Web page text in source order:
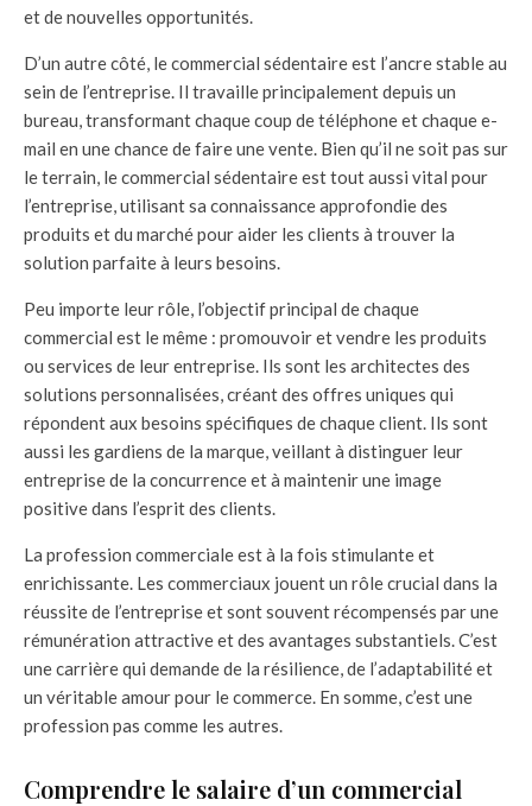
et de nouvelles opportunités.
D’un autre côté, le commercial sédentaire est l’ancre stable au
sein de l’entreprise. Il travaille principalement depuis un
bureau, transformant chaque coup de téléphone et chaque e-
mail en une chance de faire une vente. Bien qu’il ne soit pas sur
le terrain, le commercial sédentaire est tout aussi vital pour
l’entreprise, utilisant sa connaissance approfondie des
produits et du marché pour aider les clients à trouver la
solution parfaite à leurs besoins.
Peu importe leur rôle, l’objectif principal de chaque
commercial est le même : promouvoir et vendre les produits
ou services de leur entreprise. Ils sont les architectes des
solutions personnalisées, créant des offres uniques qui
répondent aux besoins spécifiques de chaque client. Ils sont
aussi les gardiens de la marque, veillant à distinguer leur
entreprise de la concurrence et à maintenir une image
positive dans l’esprit des clients.
La profession commerciale est à la fois stimulante et
enrichissante. Les commerciaux jouent un rôle crucial dans la
réussite de l’entreprise et sont souvent récompensés par une
rémunération attractive et des avantages substantiels. C’est
une carrière qui demande de la résilience, de l’adaptabilité et
un véritable amour pour le commerce. En somme, c’est une
profession pas comme les autres.
Comprendre le salaire d’un commercial